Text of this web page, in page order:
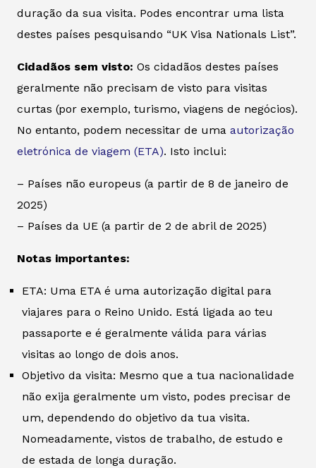
duração da sua visita. Podes encontrar uma lista
destes países pesquisando “UK Visa Nationals List”.
Cidadãos sem visto: Os cidadãos destes países
geralmente não precisam de visto para visitas
curtas (por exemplo, turismo, viagens de negócios).
No entanto, podem necessitar de uma autorização
eletrónica de viagem (ETA). Isto inclui:
– Países não europeus (a partir de 8 de janeiro de
2025)
– Países da UE (a partir de 2 de abril de 2025)
Notas importantes:
ETA: Uma ETA é uma autorização digital para
viajares para o Reino Unido. Está ligada ao teu
passaporte e é geralmente válida para várias
visitas ao longo de dois anos.
Objetivo da visita: Mesmo que a tua nacionalidade
não exija geralmente um visto, podes precisar de
um, dependendo do objetivo da tua visita.
Nomeadamente, vistos de trabalho, de estudo e
de estada de longa duração.